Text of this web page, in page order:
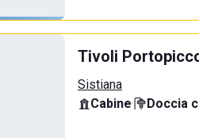
Tivoli
Sistiana
Cabine· Doccia